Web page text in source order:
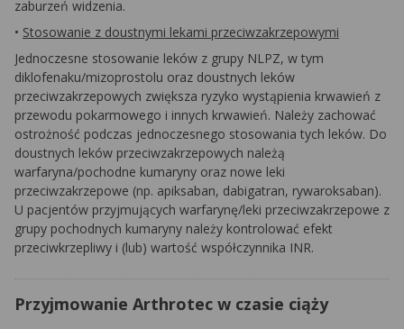
zaburzeń widzenia.
• Stosowanie z doustnymi lekami przeciwzakrzepowymi
Jednoczesne stosowanie leków z grupy NLPZ, w tym
diklofenaku/mizoprostolu oraz doustnych leków
przeciwzakrzepowych zwiększa ryzyko wystąpienia krwawień z
przewodu pokarmowego i innych krwawień. Należy zachować
ostrożność podczas jednoczesnego stosowania tych leków. Do
doustnych leków przeciwzakrzepowych należą
warfaryna/pochodne kumaryny oraz nowe leki
przeciwzakrzepowe (np. apiksaban, dabigatran, rywaroksaban).
U pacjentów przyjmujących warfarynę/leki przeciwzakrzepowe z
grupy pochodnych kumaryny należy kontrolować efekt
przeciwkrzepliwy i (lub) wartość współczynnika INR.
Przyjmowanie Arthrotec w czasie ciąży